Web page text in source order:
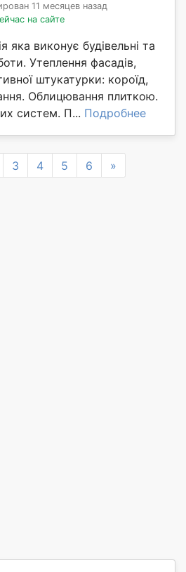
11 месяцев назад
на сайте
яка виконує будівельні та
Утеплення фасадів,
штукатурки: короїд,
Облицювання плиткою.
систем. П... Подробнее
3 4 5 6 »